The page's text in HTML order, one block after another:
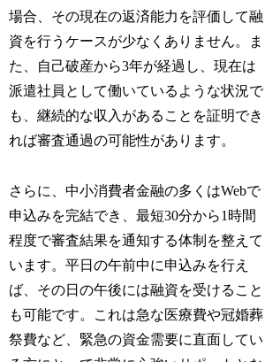
場合、その現在の返済能力を評価して融
資を行うケースが少なくありません。ま
た、自己破産から3年が経過し、現在は
派遣社員として働いているような状況で
も、継続的な収入があることを証明でき
れば審査通過の可能性があります。
さらに、中小消費者金融の多くはWebで
申込みを完結でき、最短30分から1時間
程度で審査結果を通知する体制を整えて
います。平日の午前中に申込みを行え
ば、その日の午後には融資を受けること
も可能です。これは急な医療費や冠婚葬
祭費など、緊急の資金需要に直面してい